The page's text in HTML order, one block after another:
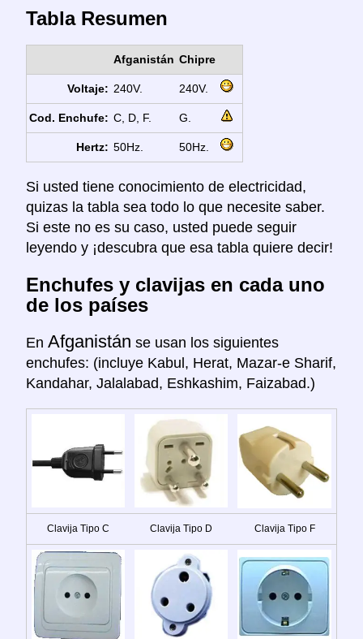
Tabla Resumen
Afganistán Chipre
Voltaje: 240V. 240V.
Cod. Enchufe: C, D, F. G.
Hertz: 50Hz. 50Hz.
Si usted tiene conocimiento de electricidad,
quizas la tabla sea todo lo que necesite saber.
Si este no es su caso, usted puede seguir
leyendo y ¡descubra que esa tabla quiere decir!
Enchufes y clavijas en cada uno
de los países
En Afganistán se usan los siguientes
enchufes: (incluye Kabul, Herat, Mazar-e Sharif,
Kandahar, Jalalabad, Eshkashim, Faizabad.)
Clavija Tipo C Clavija Tipo D Clavija Tipo F